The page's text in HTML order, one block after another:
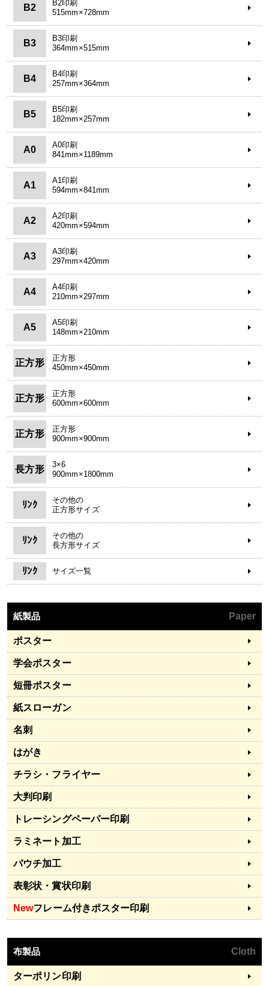
B2
B2印刷
515mm×728mm
B3
B3印刷
364mm×515mm
B4
B4印刷
257mm×364mm
B5
B5印刷
182mm×257mm
A0
A0印刷
841mm×1189mm
A1
A1印刷
594mm×841mm
A2
A2印刷
420mm×594mm
A3
A3印刷
297mm×420mm
A4
A4印刷
210mm×297mm
A5
A5印刷
148mm×210mm
正方形
正方形
450mm×450mm
正方形
正方形
600mm×600mm
正方形
正方形
900mm×900mm
長方形
3×6
900mm×1800mm
ﾘﾝｸ
その他の
正方形サイズ
ﾘﾝｸ
その他の
長方形サイズ
ﾘﾝｸ サイズ一覧
紙製品 Paper
ポスター
学会ポスター
短冊ポスター
紙スローガン
名刺
はがき
チラシ・フライヤー
大判印刷
トレーシングペーパー印刷
ラミネート加工
パウチ加工
表彰状・賞状印刷
Newフレーム付きポスター印刷
布製品 Cloth
ターポリン印刷